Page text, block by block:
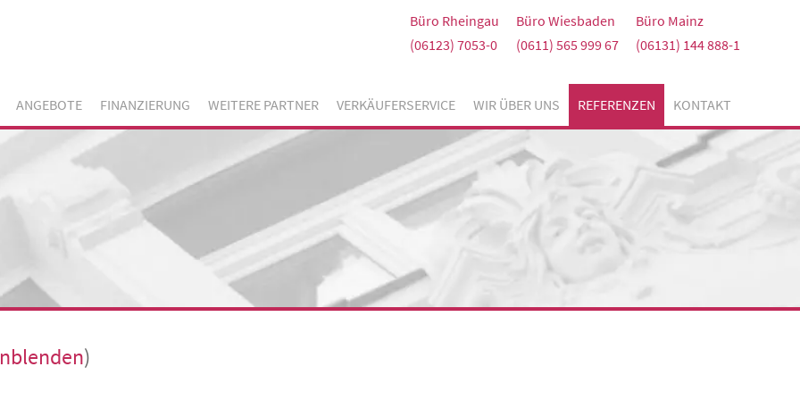
Büro Rheingau
(06123) 7053-0
Büro Wiesbaden
(0611) 565 999 67
Büro Mainz
(06131) 144 888-1
ANGEBOTE FINANZIERUNG WEITERE PARTNER VERKÄUFERSERVICE WIR ÜBER UNS REFERENZEN KONTAKT
)